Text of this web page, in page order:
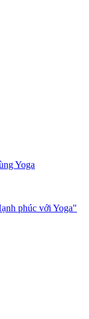
Yoga
phúc với Yoga"